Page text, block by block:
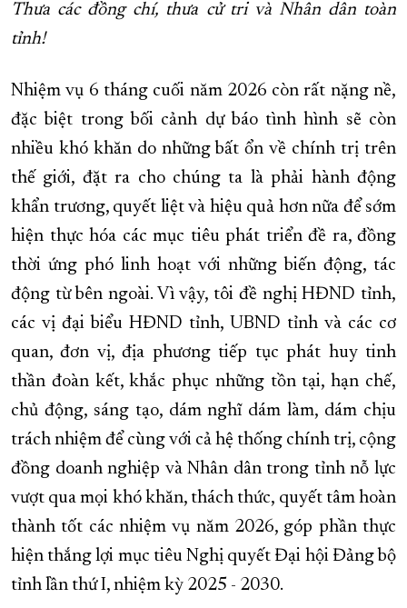
Thưa các đồng chí, thưa cử tri và Nhân dân toàn
tỉnh!
Nhiệm vụ 6 tháng cuối năm 2026 còn rất nặng nề,
đặc biệt trong bối cảnh dự báo tình hình sẽ còn
nhiều khó khăn do những bất ổn về chính trị trên
thế giới, đặt ra cho chúng ta là phải hành động
khẩn trương, quyết liệt và hiệu quả hơn nữa để sớm
hiện thực hóa các mục tiêu phát triển đề ra, đồng
thời ứng phó linh hoạt với những biến động, tác
động từ bên ngoài. Vì vậy, tôi đề nghị HĐND tỉnh,
các vị đại biểu HĐND tỉnh, UBND tỉnh và các cơ
quan, đơn vị, địa phương tiếp tục phát huy tinh
thần đoàn kết, khắc phục những tồn tại, hạn chế,
chủ động, sáng tạo, dám nghĩ dám làm, dám chịu
trách nhiệm để cùng với cả hệ thống chính trị, cộng
đồng doanh nghiệp và Nhân dân trong tỉnh nỗ lực
vượt qua mọi khó khăn, thách thức, quyết tâm hoàn
thành tốt các nhiệm vụ năm 2026, góp phần thực
hiện thắng lợi mục tiêu Nghị quyết Đại hội Đảng bộ
tỉnh lần thứ I, nhiệm kỳ 2025 - 2030.